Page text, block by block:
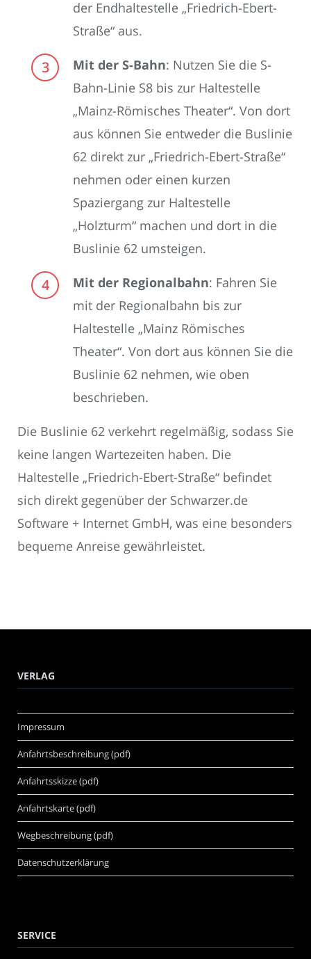
der Endhaltestelle „Friedrich-Ebert-
Straße“ aus.
Mit der S-Bahn: Nutzen Sie die S-
Bahn-Linie S8 bis zur Haltestelle
„Mainz-Römisches Theater“. Von dort
aus können Sie entweder die Buslinie
62 direkt zur „Friedrich-Ebert-Straße“
nehmen oder einen kurzen
Spaziergang zur Haltestelle
„Holzturm“ machen und dort in die
Buslinie 62 umsteigen.
Mit der Regionalbahn: Fahren Sie
mit der Regionalbahn bis zur
Haltestelle „Mainz Römisches
Theater“. Von dort aus können Sie die
Buslinie 62 nehmen, wie oben
beschrieben.
Die Buslinie 62 verkehrt regelmäßig, sodass Sie
keine langen Wartezeiten haben. Die
Haltestelle „Friedrich-Ebert-Straße“ befindet
sich direkt gegenüber der Schwarzer.de
Software + Internet GmbH, was eine besonders
bequeme Anreise gewährleistet.
VERLAG
Impressum
Anfahrtsbeschreibung (pdf)
Anfahrtsskizze (pdf)
Anfahrtskarte (pdf)
Wegbeschreibung (pdf)
Datenschutzerklärung
SERVICE